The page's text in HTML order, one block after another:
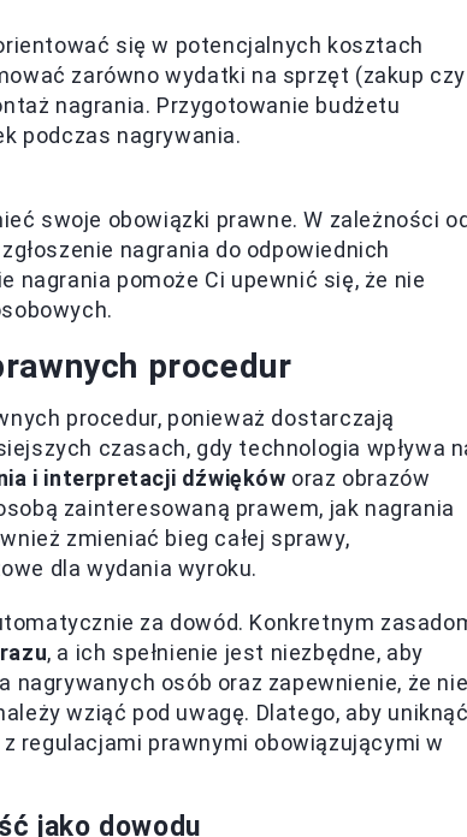
się w potencjalnych kosztach
zarówno wydatki na sprzęt (zakup czy
nagrania. Przygotowanie budżetu
podczas nagrywania.
swoje obowiązki prawne. W zależności
nagrania do odpowiednich
nagrania pomoże Ci upewnić się, że nie
procedur
procedur, ponieważ dostarczają
czasach, gdy technologia wpływa
i interpretacji dźwięków oraz obrazów
zainteresowaną prawem, jak nagrania
zmieniać bieg całej sprawy,
dla wydania wyroku.
za dowód. Konkretnym
, a ich spełnienie jest niezbędne, aby
nagrywanych osób oraz zapewnienie, że
wziąć pod uwagę. Dlatego, aby
regulacjami prawnymi obowiązującymi w
jako dowodu